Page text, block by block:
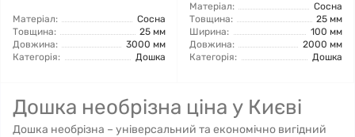
Матеріал:
Сосна
Товщина:
25 мм
Довжина:
3000 мм
Категорія:
Дошка
Матеріал:
Сосна
Товщина:
25 мм
Ширина:
100 мм
Довжина:
2000 мм
Категорія:
Дошка
Дошка необрізна ціна у Києві
Дошка необрізна – універсальний та економічно вигідний